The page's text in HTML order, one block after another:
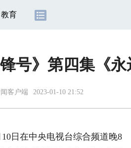
教育
号》第四集《永
客户端 2023-01-10 21:52
日在中央电视台综合频道晚8